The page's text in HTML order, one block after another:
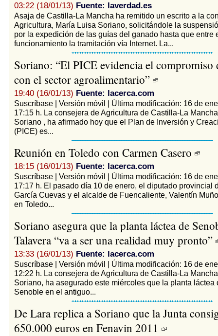
03:22 (18/01/13) Fuente: laverdad.es
Asaja de Castilla-La Mancha ha remitido un escrito a la
Agricultura, María Luisa Soriano, solicitándole la
por la expedición de las guías del ganado hasta que entre
funcionamiento la tramitación vía Internet. La...
Soriano: “El PICE evidencia el compromiso
con el sector agroalimentario”
19:40 (16/01/13) Fuente: lacerca.com
Suscríbase | Versión móvil | Última modificación: 16 de
17:15 h. La consejera de Agricultura de Castilla-La
Soriano , ha afirmado hoy que el Plan de Inversión y
(PICE) es...
Reunión en Toledo con Carmen Casero
18:15 (16/01/13) Fuente: lacerca.com
Suscríbase | Versión móvil | Última modificación: 16 de
17:17 h. El pasado día 10 de enero, el diputado provincial
García Cuevas y el alcalde de Fuencaliente, Valentín
en Toledo...
Soriano asegura que la planta láctea de
Talavera “va a ser una realidad muy pronto”
13:33 (16/01/13) Fuente: lacerca.com
Suscríbase | Versión móvil | Última modificación: 16 de
12:22 h. La consejera de Agricultura de Castilla-La
Soriano, ha asegurado este miércoles que la planta láctea
Senoble en el antiguo...
De Lara replica a Soriano que la Junta
650.000 euros en Fenavin 2011